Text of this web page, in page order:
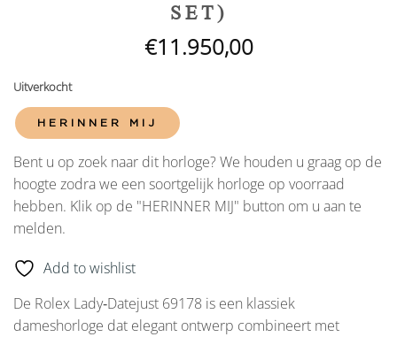
SET)
€11.950,00
Uitverkocht
HERINNER MIJ
Bent u op zoek naar dit horloge? We houden u graag op de
hoogte zodra we een soortgelijk horloge op voorraad
hebben. Klik op de "HERINNER MIJ" button om u aan te
melden.
Add to wishlist
De Rolex Lady‑Datejust 69178 is een klassiek
dameshorloge dat elegant ontwerp combineert met